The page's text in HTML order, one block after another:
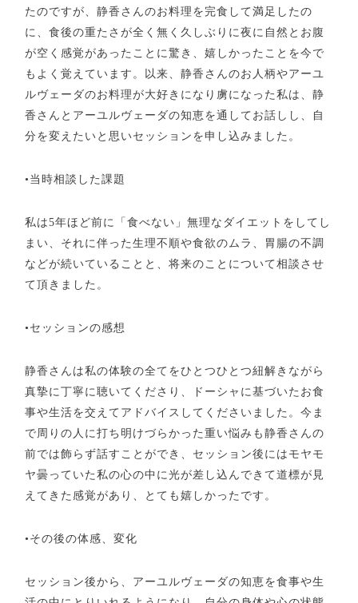
たのですが、静香さんのお料理を完食して満足したの
に、食後の重たさが全く無く久しぶりに夜に自然とお腹
が空く感覚があったことに驚き、嬉しかったことを今で
もよく覚えています。以来、静香さんのお人柄やアーユ
ルヴェーダのお料理が大好きになり虜になった私は、静
香さんとアーユルヴェーダの知恵を通してお話しし、自
分を変えたいと思いセッションを申し込みました。
• 当時相談した課題
私は5年ほど前に「食べない」無理なダイエットをしてし
まい、それに伴った生理不順や食欲のムラ、胃腸の不調
などが続いていることと、将来のことについて相談させ
て頂きました。
• セッションの感想
静香さんは私の体験の全てをひとつひとつ紐解きながら
真摯に丁寧に聴いてくださり、ドーシャに基づいたお食
事や生活を交えてアドバイスしてくださいました。今ま
で周りの人に打ち明けづらかった重い悩みも静香さんの
前では飾らず話すことができ、セッション後にはモヤモ
ヤ曇っていた私の心の中に光が差し込んできて道標が見
えてきた感覚があり、とても嬉しかったです。
• その後の体感、変化
セッション後から、アーユルヴェーダの知恵を食事や生